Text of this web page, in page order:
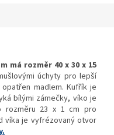
má rozměr 40 x 30 x 15
úchyty pro lepší
madlem. Kufřík je
bílými zámečky, víko je
rozměru 23 x 1 cm pro
víka je vyfrézovaný otvor